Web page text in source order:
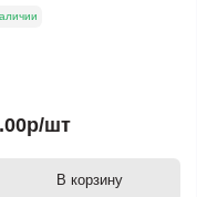
/шт
В корзину